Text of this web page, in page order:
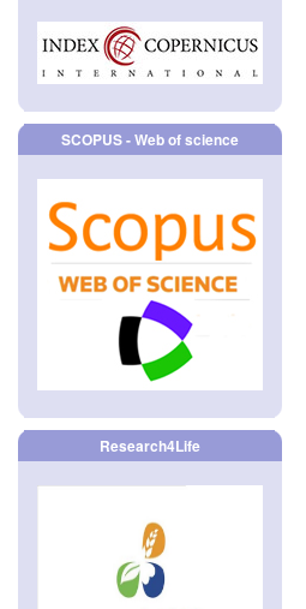
SCOPUS - Web of science
Research4Life